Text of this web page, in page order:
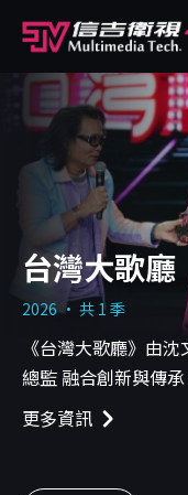
台灣大歌
2026 · 共 1 季
《台灣大歌廳》由
總監 融合創新與傳
週六晚間7點【信吉
更多資訊